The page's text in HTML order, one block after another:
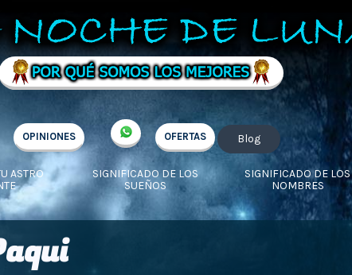
OPINIONES OFERTAS
ASTRO
SIGNIFICADO DE LOS
SUEÑOS
SIGNIFICADO DE LOS
NOMBRES
Blog